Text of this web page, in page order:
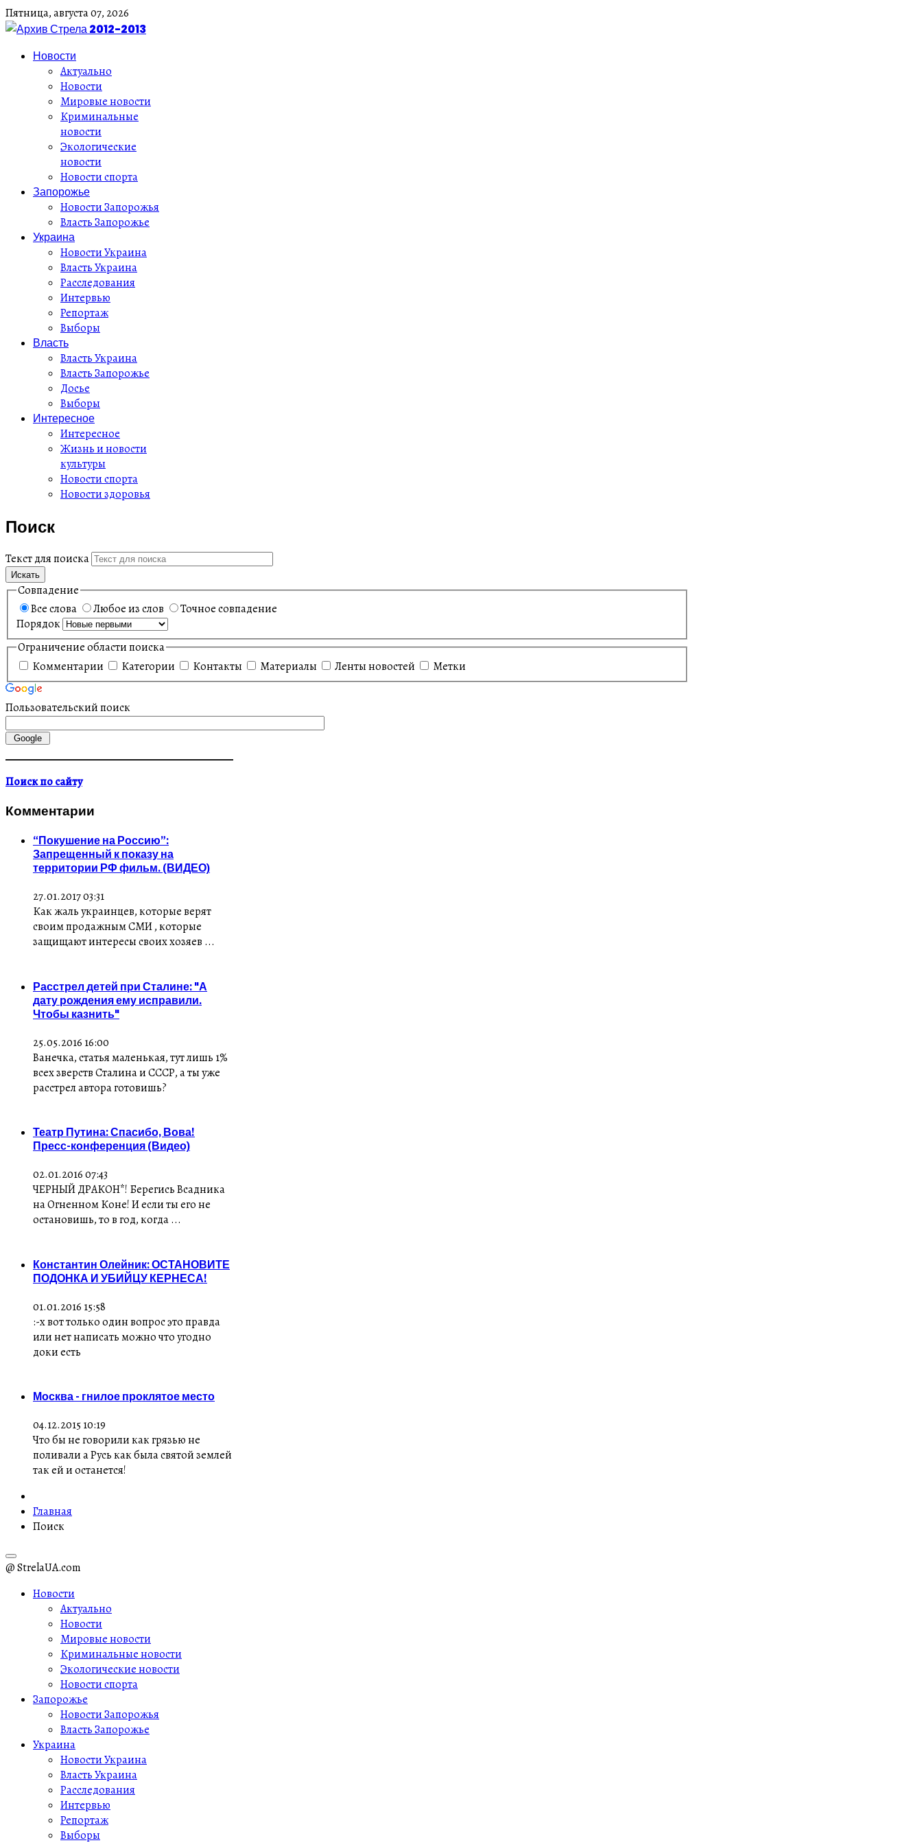
Пятница,августа07, 2026
Новости
Актуально
Новости
Мировые новости
Криминальные
новости
Экологические
новости
Новости спорта
Запорожье
Новости Запорожья
Власть Запорожье
Украина
Новости Украина
Власть Украина
Расследования
Интервью
Репортаж
Выборы
Власть
Власть Украина
Власть Запорожье
Досье
Выборы
Интересное
Интересное
Жизнь и новости
культуры
Новости спорта
Новости здоровья
Поиск
Текст для поиска
Искать
Совпадение
Все слова
Любое из слов
Точное совпадение
Порядок
Ограничение области поиска
Комментарии
Категории Контакты Материалы Ленты новостей Метки
Пользовательский поиск
Поиск по сайту
Комментарии
“Покушение на Россию”:
Запрещенный к показу на
территории РФ фильм. (ВИДЕО)
27.01.2017 03:31
Как жаль украинцев, которые верят
своим продажным СМИ , которые
защищают интересы своих хозяев ...
Расстрел детей при Сталине: "А
дату рождения ему исправили.
Чтобы казнить"
25.05.2016 16:00
Ванечка, статья маленькая, тут лишь 1%
всех зверств Сталина и СССР, а ты уже
расстрел автора готовишь?
Театр Путина: Спасибо, Вова!
Пресс-конференция (Видео)
02.01.2016 07:43
ЧЕРНЫЙ ДРАКОН*! Берегись Всадника
на Огненном Коне! И если ты его не
остановишь, то в год, когда ...
Константин Олейник: ОСТАНОВИТЕ
ПОДОНКА И УБИЙЦУ КЕРНЕСА!
01.01.2016 15:58
:-x вот только один вопрос это правда
или нет написать можно что угодно
доки есть
Москва - гнилое проклятое место
04.12.2015 10:19
Что бы не говорили как грязью не
поливали а Русь как была святой землей
так ей и останется!
Главная
Поиск
@ StrelaUA.com
Новости
Актуально
Новости
Мировые новости
Криминальные новости
Экологические новости
Новости спорта
Запорожье
Новости Запорожья
Власть Запорожье
Украина
Новости Украина
Власть Украина
Расследования
Интервью
Репортаж
Выборы